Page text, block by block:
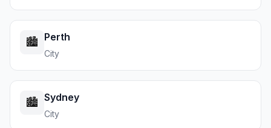
🏙️ Perth
City
🏙️ Sydney
City